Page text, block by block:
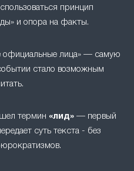
принцип
и опора на факты.
официальные лица» — самую
стало возможным
термин «лид» — первый
суть текста - без